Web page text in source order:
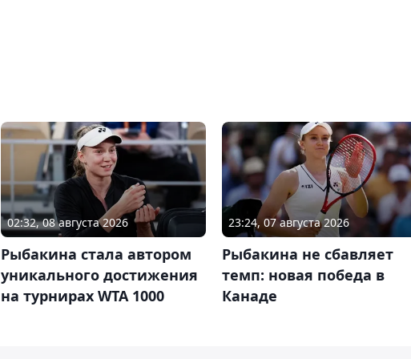
02:32, 08 августа 2026
Рыбакина стала автором
уникального достижения
на турнирах WTA 1000
23:24, 07 августа 2026
Рыбакина не сбавляет
темп: новая победа в
Канаде